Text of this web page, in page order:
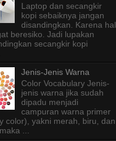
Laptop dan secangkir
kopi sebaiknya jangan
disandingkan. Karena hal
beresiko. Jadi lupakan
secangkir kopi
Jenis-Jenis Warna
Color Vocabulary Jenis-
jenis warna jika sudah
dipadu menjadi
campuran warna primer
color), yakni merah, biru, dan
...